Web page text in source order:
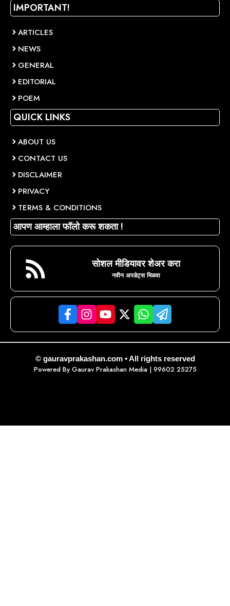
IMPORTANT!
ARTICLES
NEWS
GENERAL
EDITORIAL
POEM
QUICK LINKS
ABOUT US
CONTACT US
DISCLAIMER
PRIVACY
TERMS & CONDITIONS
आपण आम्हाला फॉलो करू शकता !
सोशल मीडियावर शेअर करा
नवीन अपडेट्स मिळवा
© gauravprakashan.com • All rights reserved
Powered By Gaurav Prakashan Media| 99602 25275